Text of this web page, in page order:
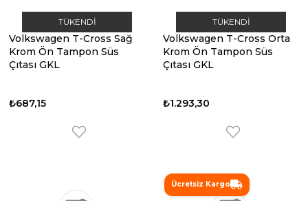
TÜKENDI
Volkswagen T-Cross Sağ
Krom Ön Tampon Süs
Çıtası GKL
₺687,15
TÜKENDI
Volkswagen T-Cross Orta
Krom Ön Tampon Süs
Çıtası GKL
₺1.293,30
Ücretsiz Kargo